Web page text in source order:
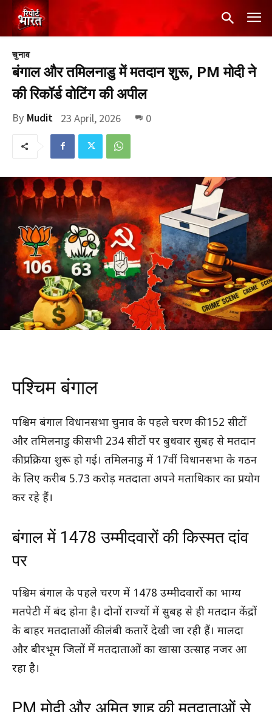
चुनाव
बंगाल और तमिलनाडु में मतदान शुरू, PM मोदी ने
की रिकॉर्ड वोटिंग की अपील
By Mudit 23 April, 2026 0
पश्चिम बंगाल
पश्चिम बंगाल विधानसभा चुनाव के पहले चरण की 152 सीटों
और तमिलनाडु की सभी 234 सीटों पर बुधवार सुबह से मतदान
की प्रक्रिया शुरू हो गई। तमिलनाडु में 17वीं विधानसभा के गठन
के लिए करीब 5.73 करोड़ मतदाता अपने मताधिकार का प्रयोग
कर रहे हैं।
बंगाल में 1478 उम्मीदवारों की किस्मत दांव
पर
पश्चिम बंगाल के पहले चरण में 1478 उम्मीदवारों का भाग्य
मतपेटी में बंद होना है। दोनों राज्यों में सुबह से ही मतदान केंद्रों
के बाहर मतदाताओं की लंबी कतारें देखी जा रही हैं। मालदा
और बीरभूम जिलों में मतदाताओं का खासा उत्साह नजर आ
रहा है।